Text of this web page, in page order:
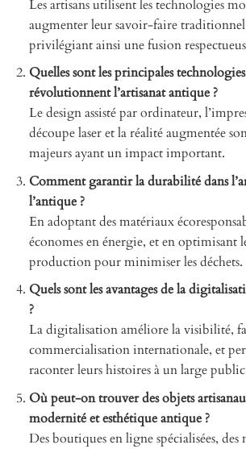
Les artisans utilisent les technologies
augmenter leur savoir-faire traditionnel
privilégiant ainsi une fusion
Quelles sont les principales
révolutionnent l’artisanat antique ?
Le design assisté par ordinateur,
découpe laser et la réalité augmentée
majeurs ayant un impact important.
Comment garantir la durabilité dans
l’antique ?
En adoptant des matériaux
économes en énergie, et en optimisant
production pour minimiser les déchets.
Quels sont les avantages de la
?
La digitalisation améliore la visibilité,
commercialisation internationale, et
raconter leurs histoires à un large
Où peut-on trouver des objets
modernité et esthétique antique ?
Des boutiques en ligne spécialisées, des